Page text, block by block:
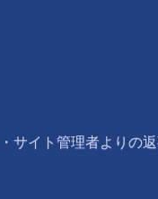
サイト管理者よりの